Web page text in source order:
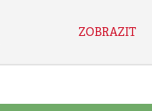
ZOBRAZIT